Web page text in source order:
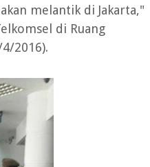
melantik di Jakarta,"
di Ruang
2016).